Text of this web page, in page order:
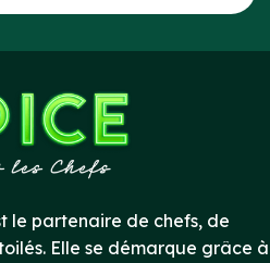
le partenaire de chefs, de
Elle se démarque grâce à